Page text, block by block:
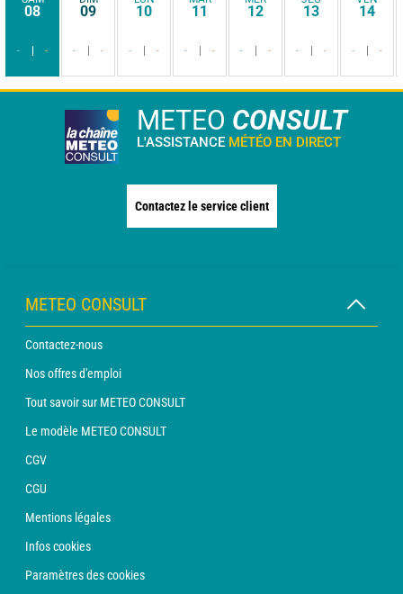
08
- -
09
- -
10
- -
11
- -
12
- -
13
- -
14
- -
METEO CONSULT
L'ASSISTANCE MÉTÉO EN DIRECT
Contactez le service client
METEO CONSULT
Contactez-nous
Nos offres d'emploi
Tout savoir sur METEO CONSULT
Le modèle METEO CONSULT
CGV
CGU
Mentions légales
Infos cookies
Paramètres des cookies